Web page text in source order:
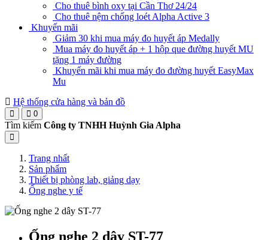
Cho thuê bình oxy tại Cần Thơ 24/24
Cho thuê nệm chống loét Alpha Active 3
Khuyến mãi
Giảm 30 khi mua máy đo huyết áp Medally
Mua máy đo huyết áp + 1 hộp que đường huyết MU
tặng 1 máy đường
Khuyến mãi khi mua máy đo đường huyết EasyMax
Mu
Hệ thống cửa hàng và bản đồ
0
Tìm kiếm Công ty TNHH Huỳnh Gia Alpha
Trang nhất
Sản phẩm
Thiết bị phòng lab, giảng dạy
Ống nghe y tế
Ống nghe 2 dây ST-77